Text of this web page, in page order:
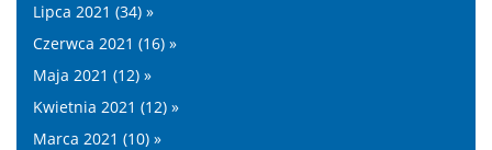
Lipca 2021 (34) »
Czerwca 2021 (16) »
Maja 2021 (12) »
Kwietnia 2021 (12) »
Marca 2021 (10) »